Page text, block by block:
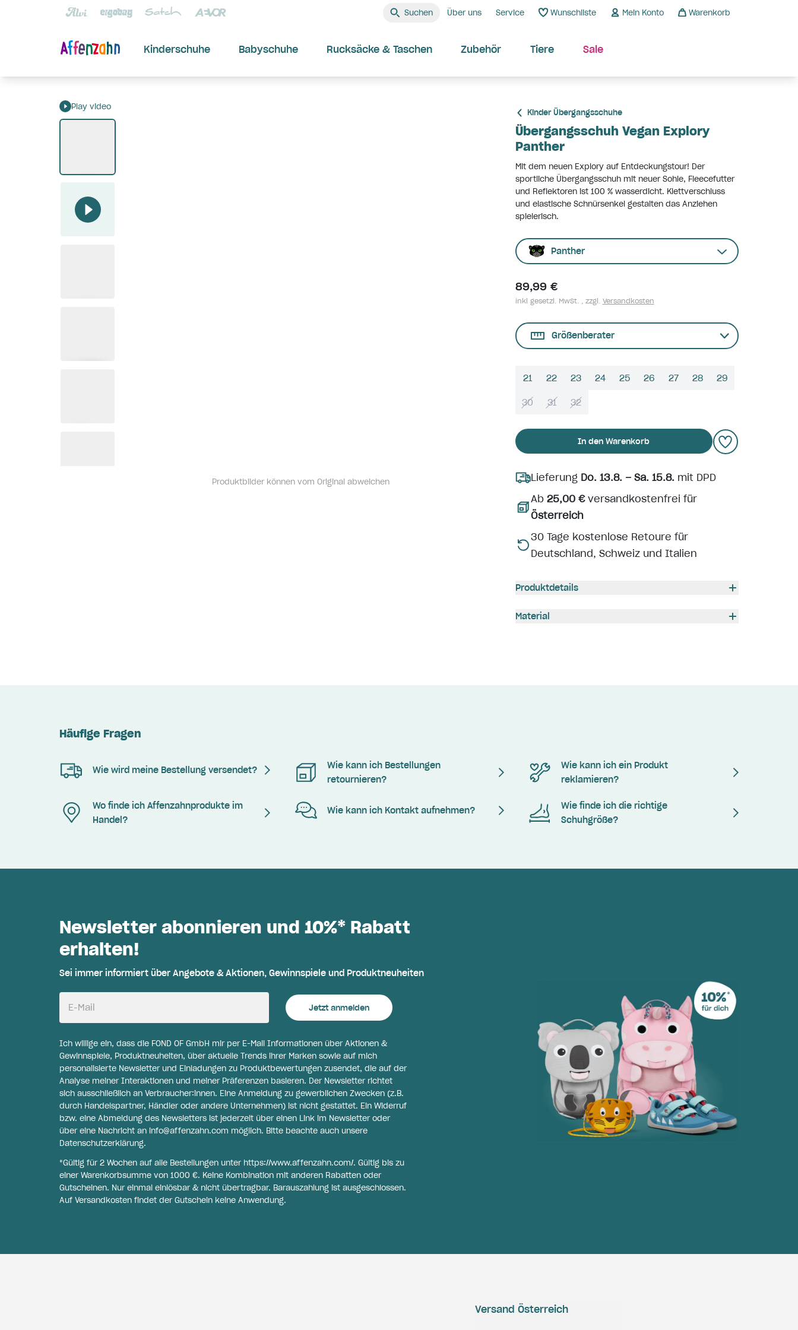
Suchen Über uns Service Wunschliste Mein Konto Warenkorb
Kinderschuhe Babyschuhe Rucksäcke & Taschen Zubehör Tiere Sale
Play video
Produktbilder können vom Original abweichen
Kinder Übergangsschuhe
Übergangsschuh Vegan Explory
Panther
Mit dem neuen Explory auf Entdeckungstour! Der
sportliche Übergangsschuh mit neuer Sohle, Fleecefutter
und Reflektoren ist 100 % wasserdicht. Klettverschluss
und elastische Schnürsenkel gestalten das Anziehen
spielerisch.
Panther
89,99 €
inkl gesetzl. MwSt. , zzgl. Versandkosten
Größenberater
21 22 23 24 25 26 27 28 29
30 31 32
In den Warenkorb
Lieferung Do. 13.8. – Sa. 15.8.mit DPD
Ab 25,00 €versandkostenfrei für
Österreich
30 Tage kostenlose Retoure für
Deutschland, Schweiz und Italien
Produktdetails
Material
Häufige Fragen
Wie wird meine Bestellung versendet?
Wie kann ich Bestellungen
retournieren?
Wie kann ich ein Produkt
reklamieren?
Wo finde ich Affenzahnprodukte im
Handel?
Wie kann ich Kontakt aufnehmen?
Wie finde ich die richtige
Schuhgröße?
Newsletter abonnieren und 10%* Rabatt
erhalten!
Sei immer informiert über Angebote & Aktionen, Gewinnspiele und Produktneuheiten
E-Mail Jetzt anmelden
Ich willige ein, dass die FOND OF GmbH mir per E-Mail Informationen über Aktionen &
Gewinnspiele, Produktneuheiten, über aktuelle Trends ihrer Marken sowie auf mich
personalisierte Newsletter und Einladungen zu Produktbewertungen zusendet, die auf der
Analyse meiner Interaktionen und meiner Präferenzen basieren. Der Newsletter richtet
sich ausschließlich an Verbraucher:innen. Eine Anmeldung zu gewerblichen Zwecken (z.B.
durch Handelspartner, Händler oder andere Unternehmen) ist nicht gestattet. Ein Widerruf
bzw. eine Abmeldung des Newsletters ist jederzeit über einen Link im Newsletter oder
über eine Nachricht an info@affenzahn.com möglich. Bitte beachte auch unsere
Datenschutzerklärung.
*Gültig für 2 Wochen auf alle Bestellungen unter https://www.affenzahn.com/. Gültig bis zu
einer Warenkorbsumme von 1000 €. Keine Kombination mit anderen Rabatten oder
Gutscheinen. Nur einmal einlösbar & nicht übertragbar. Barauszahlung ist ausgeschlossen.
Auf Versandkosten findet der Gutschein keine Anwendung.
Versand Österreich